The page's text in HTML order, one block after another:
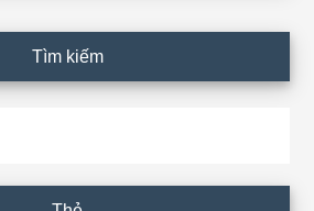
Tìm kiếm